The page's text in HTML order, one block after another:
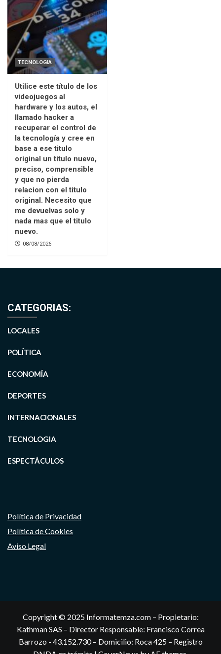
TECNOLOGIA
Utilice este título de los
videojuegos al
hardware y los autos, el
llamado hacker a
recuperar el control de
la tecnología y cree en
base a ese titulo
original un titulo nuevo,
preciso, comprensible
y que no pierda
relacion con el titulo
original. Necesito que
me devuelvas solo y
nada mas que el titulo
nuevo.
08/08/2026
CATEGORIAS:
LOCALES
POLÍTICA
ECONOMÍA
DEPORTES
INTERNACIONALES
TECNOLOGIA
ESPECTÁCULOS
Política de Privacidad
Política de Cookies
Aviso Legal
Copyright © 2025 Informatemza.com – Propietario:
Kathman SAS – Director Responsable: Francisco Correa
Barrozo - 43.152.730 – Domicilio: Roca 425 – Registro